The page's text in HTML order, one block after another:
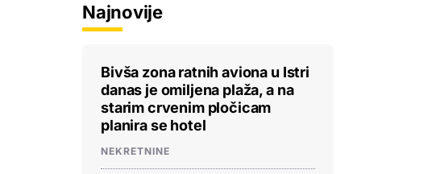
Najnovije
Bivša zona ratnih aviona u Istri
danas je omiljena plaža, a na
starim crvenim pločicam
planira se hotel
NEKRETNINE